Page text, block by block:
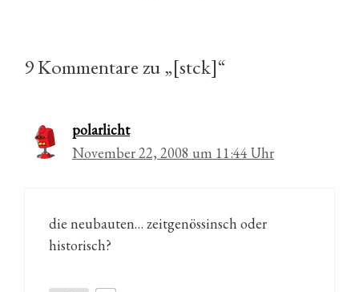
9 Kommentare zu „[stck]“
polarlicht
November 22, 2008 um 11:44 Uhr
die neubauten… zeitgenössinsch oder
historisch?